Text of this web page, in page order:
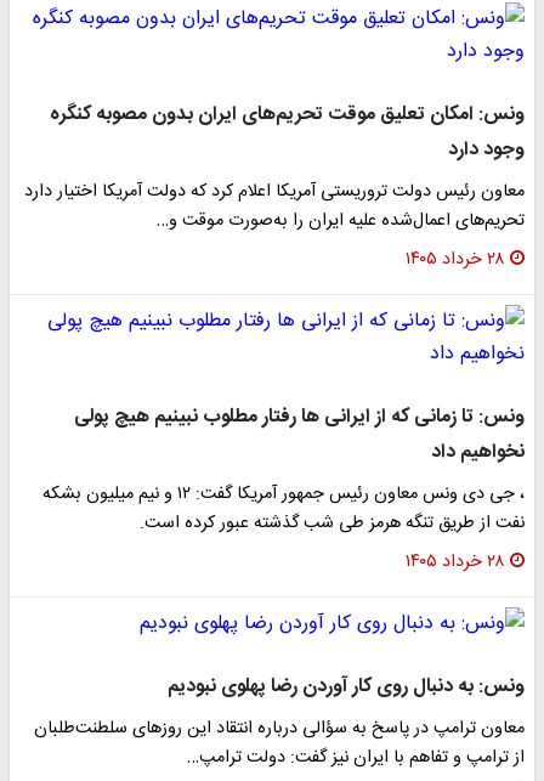
ونس: امکان تعلیق موقت تحریم‌های ایران بدون مصوبه کنگره
وجود دارد
معاون رئیس دولت تروریستی آمریکا اعلام کرد که دولت آمریکا اختیار دارد
تحریم‌های اعمال‌شده علیه ایران را به‌صورت موقت و…
۲۸ خرداد ۱۴۰۵
ونس: تا زمانی که از ایرانی ها رفتار مطلوب نبینیم هیچ پولی
نخواهیم داد
، جی دی ونس معاون رئیس جمهور آمریکا گفت: ۱۲ و نیم میلیون بشکه
نفت از طریق تنگه هرمز طی شب گذشته عبور کرده است.
۲۸ خرداد ۱۴۰۵
ونس: به دنبال روی کار آوردن رضا پهلوی نبودیم
معاون ترامپ در پاسخ به سؤالی درباره انتقاد این روزهای سلطنت‌طلبان
از ترامپ و تفاهم با ایران نیز گفت: دولت ترامپ…